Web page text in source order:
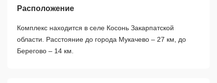
Расположение
Комплекс находится в селе Косонь Закарпатской
области. Расстояние до города Мукачево – 27 км, до
Берегово – 14 км.